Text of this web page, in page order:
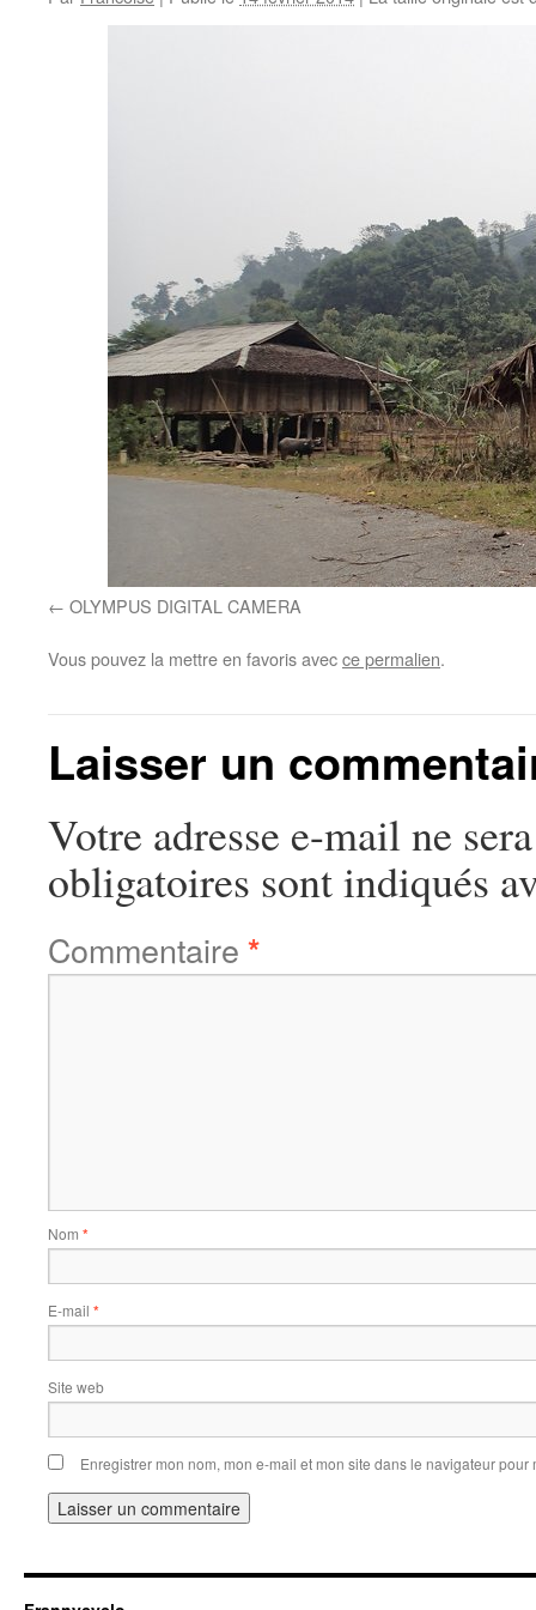
OLYMPUS DIGITAL CAMERA
Vous pouvez la mettre en favoris avecce permalien.
Laisser un
Votre adresse e-mail ne
obligatoires sont indiqués
Commentaire *
Nom *
E-mail *
Site web
Enregistrer mon nom, mon e-mail et mon site dans le navigateur